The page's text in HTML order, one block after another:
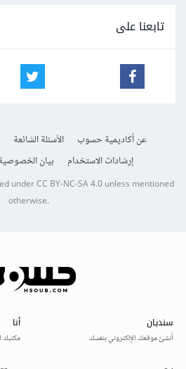
تابعنا على
عن أكاديمية حسوب الأسئلة الشائعة
إرشادات الاستخدام
بيان الخصوصية
underCC BY-NC-SA 4.0unless mentioned
otherwise.